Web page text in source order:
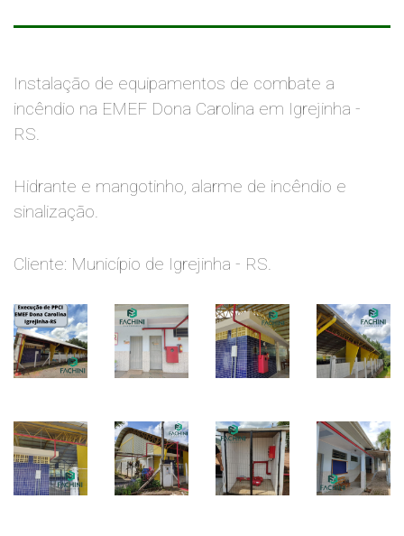
Instalação de equipamentos de combate a
incêndio na EMEF Dona Carolina em Igrejinha -
RS.
Hidrante e mangotinho, alarme de incêndio e
sinalização.
Cliente: Município de Igrejinha - RS.